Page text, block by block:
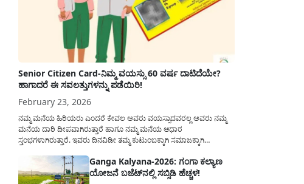
Senior Citizen Card-ನಿಮ್ಮ ವಯಸ್ಸು 60 ವರ್ಷ ದಾಟಿದೆಯೇ?
ಹಾಗಾದರೆ ಈ ಸವಲತ್ತುಗಳನ್ನು ಪಡೆಯಿರಿ!
February 23, 2026
ನಮ್ಮ ಮನೆಯ ಹಿರಿಯರು ಎಂದರೆ ಕೇವಲ ಅವರು ವಯಸ್ಸಾದವರಲ್ಲ ಅವರು ನಮ್ಮ
ಮನೆಯ ದಾರಿ ದೀಪವಾಗಿರುತ್ತಾರೆ ಹಾಗೂ ನಮ್ಮ ಮನೆಯ ಆಧಾರ
ಸ್ತಂಭಗಳಾಗಿರುತ್ತಾರೆ. ಇವರು ದಿನವಿಡೀ ತಮ್ಮ ಕುಟುಂಬಕ್ಕಾಗಿ ಸಮಾಜಕ್ಕಾಗಿ
ನೆಮ್ಮದಿಯಿಂದ ಕಳೆಯಬೇಕೆಂಬುದು ಪ್ರತಿಯೊಬ್ಬರ ಕನಸಾಗಿರುತ್ತದೆ ಆದ್ದರಿಂದ
ಸರ್ಕಾರವು ಹಿರಿಯ ನಾಗರಿಕರ ಗುರುತಿನ ಚೀಟಿ...
Ganga Kalyana-2026: ಗಂಗಾ ಕಲ್ಯಾಣ
ಯೋಜನೆ ಬಜೆಟ್‌ನಲ್ಲಿ ಸಬ್ಸಿಡಿ ಹೆಚ್ಚಳ!